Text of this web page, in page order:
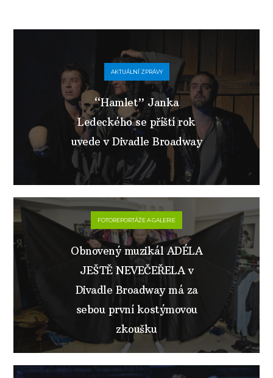
AKTUÁLNÍ ZPRÁVY
“Hamlet” Janka
Ledeckého se příští rok
uvede v Divadle Broadway
FOTOREPORTÁŽE A GALERIE
Obnovený muzikál ADÉLA
JEŠTĚ NEVEČEŘELA v
Divadle Broadway má za
sebou první kostýmovou
zkoušku